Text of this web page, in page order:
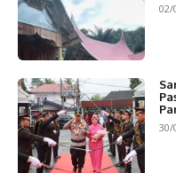
02/
30/